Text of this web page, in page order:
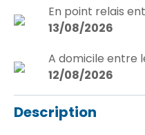
En point relais
13/08/2026
A domicile entre
12/08/2026
Description